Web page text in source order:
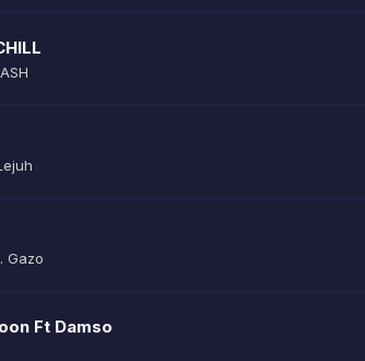
Gazo
Ft Damso